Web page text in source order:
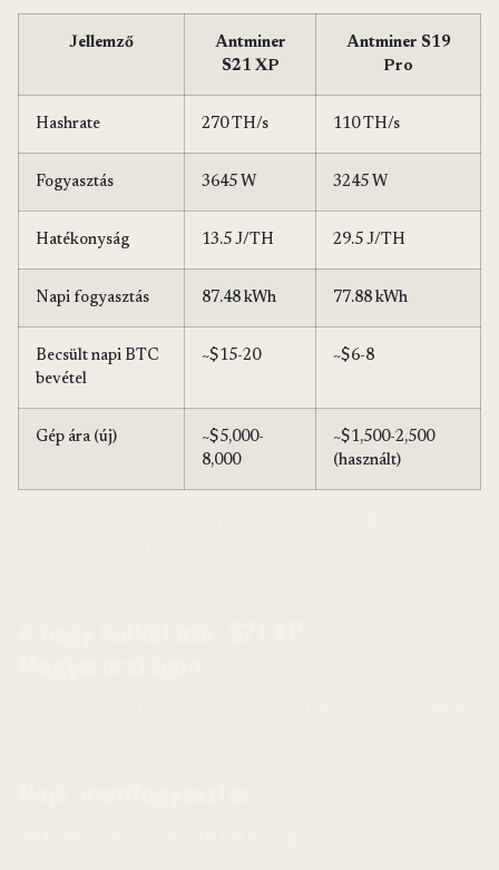
Jellemző
Antminer
S21 XP
Antminer S19
Pro
Hashrate 270 TH/s 110 TH/s
Fogyasztás 3645 W 3245 W
Hatékonyság 13.5 J/TH 29.5 J/TH
Napi fogyasztás 87.48 kWh 77.88 kWh
Becsült napi BTC
bevétel
~$15-20 ~$6-8
Gép ára (új)
~$5,000-
8,000
~$1,500-2,500
(használt)